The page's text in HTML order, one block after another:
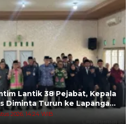
Lantik 38 Pejabat, Kepala
Diminta Turun ke Lapangan
Tengah Masyarakat
2026, 14:24 WIB